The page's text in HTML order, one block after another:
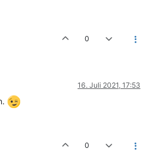
0
16. Juli 2021, 17:53
0